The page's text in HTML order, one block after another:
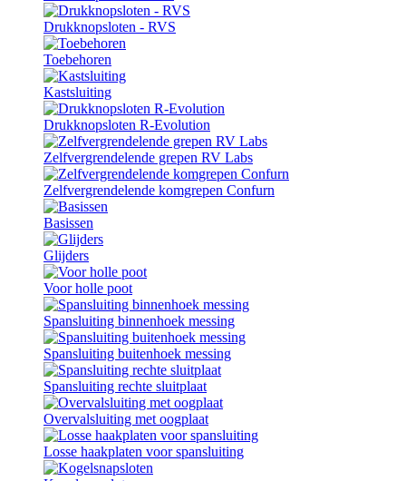
Drukknopsloten - RVS
Toebehoren
Kastsluiting
Drukknopsloten R-Evolution
Zelfvergrendelende grepen RV Labs
Zelfvergrendelende komgrepen Confurn
Basissen
Glijders
Voor holle poot
Spansluiting binnenhoek messing
Spansluiting buitenhoek messing
Spansluiting rechte sluitplaat
Overvalsluiting met oogplaat
Losse haakplaten voor spansluiting